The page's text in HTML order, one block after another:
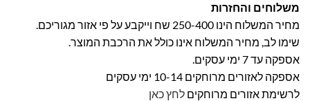
משלוחים והחזרות
מחיר המשלוח הינו 250-400 שח וייקבע על פי אזור מגוריכם.
שימו לב, מחיר המשלוח אינו כולל את הרכבת המוצר.
אספקה עד 7 ימי עסקים.
אספקה לאזורים מרוחקים 10-14 ימי עסקים
לרשימת אזורים מרוחקים לחץ כאן